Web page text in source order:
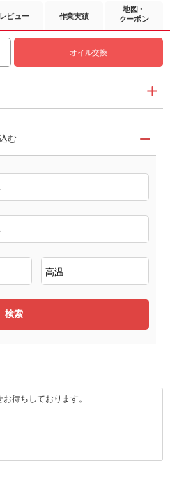
レビュー 作業実績
地図・
クーポン
オイル交換
む
お待ちしております。